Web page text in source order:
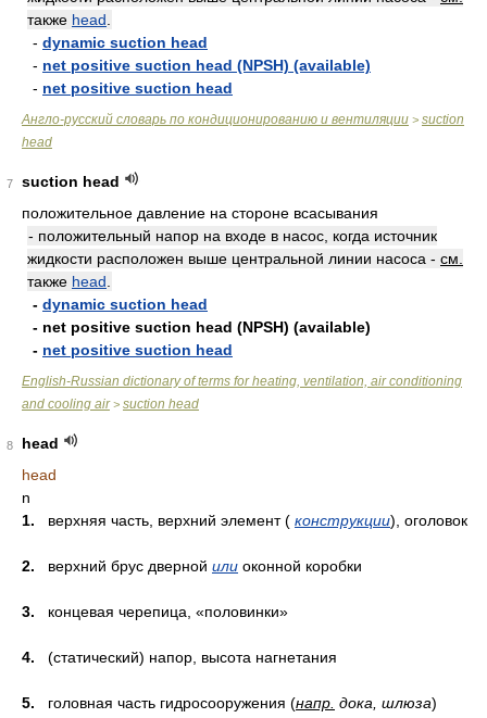
также head
- dynamic suction head
- net positive suction head (NPSH) (available)
- net positive suction head
Англо-русский словарь по кондиционированию и вентиляции > suction
head
7
suction head
положительное давление на стороне всасывания
- положительный напор на входе в насос, когда источник
жидкости расположен выше центральной линии насоса - см.
также head
- dynamic suction head
- net positive suction head (NPSH) (available)
- net positive suction head
English-Russian dictionary of terms for heating, ventilation, air conditioning
and cooling air> suction head
8
head
head
n
1. верхняя часть, верхний элемент ( конструкции), оголовок
2. верхний брус дверной или оконной коробки
3. концевая черепица, «половинки»
4. (статический) напор, высота нагнетания
5. головная часть гидросооружения (напр. дока, шлюза)